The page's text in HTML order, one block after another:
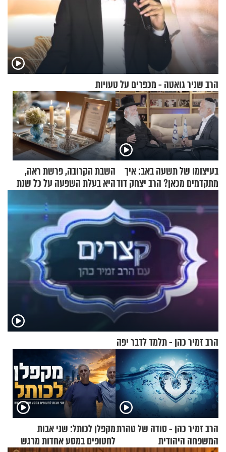
הרב שניר גואטה - מכפרים על טעויות
בעיצומו של תשעה באב: איך
מתקדמים מכאן? הרב יצחק דוד
גרוסמן בשיחה מיוחדת
השבת הקרובה, פרשת ראה,
היא בעלת השפעה על כל שנת
תשפ"ז
הרב זמיר כהן - תלמד לדבר יפה
הרב זמיר כהן - סודה של טהרת
המשפחה היהודית
מקפלן לכותל: שני אבות
לחטופים במסע אחדות מרגש